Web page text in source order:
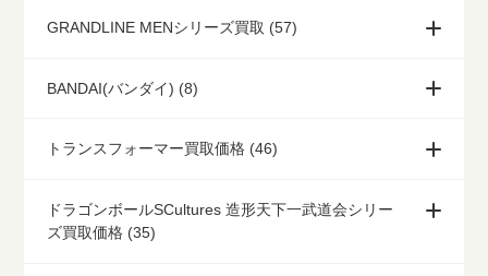
GRANDLINE MENシリーズ買取 (57)
BANDAI(バンダイ) (8)
トランスフォーマー買取価格 (46)
ドラゴンボールSCultures 造形天下一武道会シリー
ズ買取価格 (35)